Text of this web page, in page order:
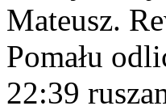
Mateusz.
Pomału
22:39